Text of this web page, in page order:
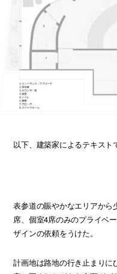
以下、建築家によるテキスト
表参道の賑やかなエリアから
席、個室4席のみのプライベ
ザインの依頼をうけた。
計画地は路地の行き止まりに